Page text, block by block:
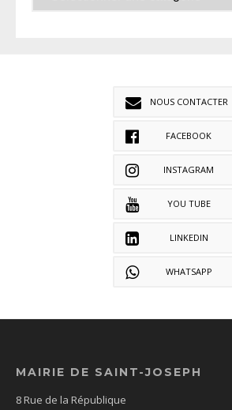
NOUS CONTACTER
FACEBOOK
INSTAGRAM
YOU TUBE
LINKEDIN
WHATSAPP
MAIRIE DE SAINT-JOSEPH
8 Rue de la République